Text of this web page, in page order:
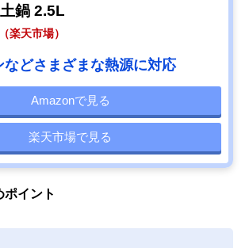
鍋 2.5L
楽天市場）
などさまざまな熱源に対応
Amazonで見る
楽天市場で見る
ポイント